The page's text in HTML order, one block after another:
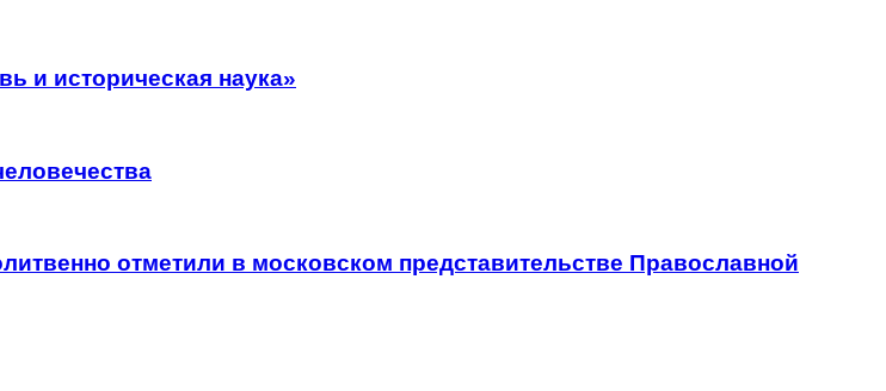
и историческая наука»
отметили в московском представительстве Православной